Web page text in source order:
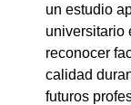
un estudio
universitario
reconocer
calidad
futuros